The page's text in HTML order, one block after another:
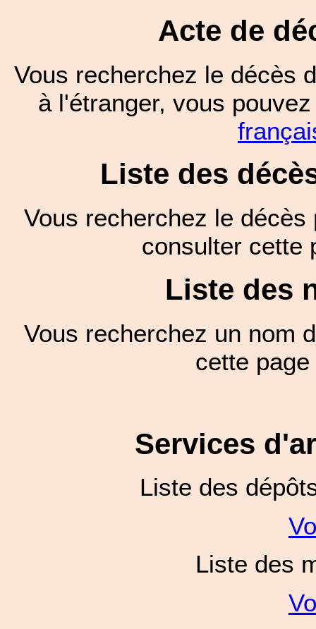
Acte de
Vous recherchez le décès
à l'étranger, vous
Liste des
Vous recherchez le
consulter
Liste des
Vous recherchez un nom
cette
Services
Liste des
Liste des